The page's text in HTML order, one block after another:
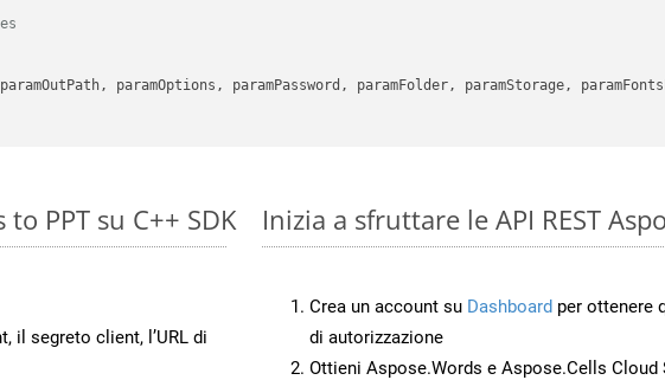
paramOutPath, paramOptions, paramPassword, paramFolder, paramStorage,
PPT su C++ SDK
il segreto client, l’URL di
Inizia a sfruttare le API REST
Crea un account su Dashboard per ottenere
di autorizzazione
Ottieni Aspose.Words e Aspose.Cells Cloud